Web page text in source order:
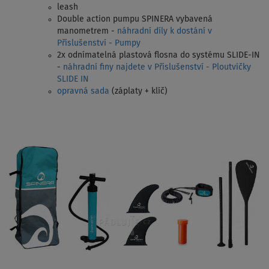
leash
Double action pumpu SPINERA vybavená
manometrem - náhradní díly k dostání v
Příslušenství - Pumpy
2x odnímatelná plastová flosna do systému SLIDE-IN
- náhradní finy najdete v Příslušenství - Ploutvičky
SLIDE IN
opravná sada (záplaty + klíč)